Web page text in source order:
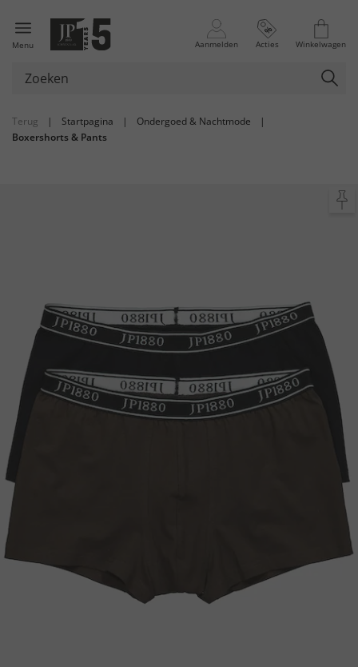
Menu Aanmelden Acties Winkelwagen
Terug | Startpagina | Ondergoed & Nachtmode
|
Boxershorts & Pants